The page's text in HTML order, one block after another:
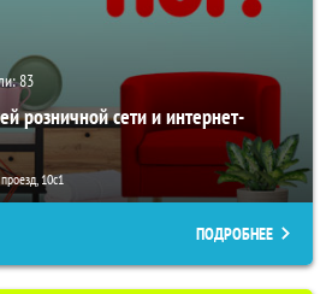
83
розничной сети и интернет-
10с1
ПОДРОБНЕЕ